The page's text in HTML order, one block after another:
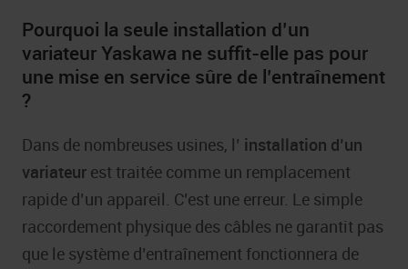
Pourquoi la seule installation d’un
variateur Yaskawa ne suffit-elle pas pour
une mise en service sûre de l’entraînement
?
Dans de nombreuses usines, l’ installation d’un
variateur est traitée comme un remplacement
rapide d’un appareil. C’est une erreur. Le simple
raccordement physique des câbles ne garantit pas
que le système d’entraînement fonctionnera de